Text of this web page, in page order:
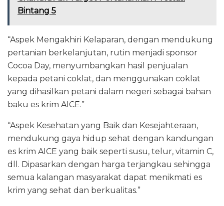
Bintang 5
“Aspek Mengakhiri Kelaparan, dengan mendukung
pertanian berkelanjutan, rutin menjadi sponsor
Cocoa Day, menyumbangkan hasil penjualan
kepada petani coklat, dan menggunakan coklat
yang dihasilkan petani dalam negeri sebagai bahan
baku es krim AICE.”
“Aspek Kesehatan yang Baik dan Kesejahteraan,
mendukung gaya hidup sehat dengan kandungan
es krim AICE yang baik seperti susu, telur, vitamin C,
dll. Dipasarkan dengan harga terjangkau sehingga
semua kalangan masyarakat dapat menikmati es
krim yang sehat dan berkualitas.”